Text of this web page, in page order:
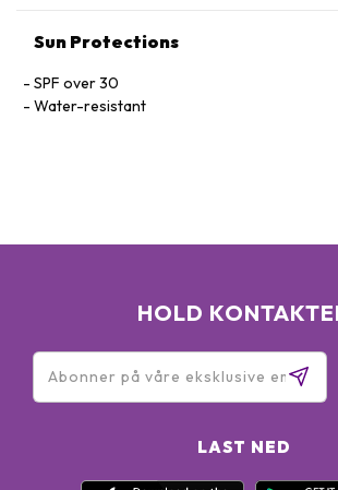
Sun Protections
SPF over 30
Water-resistant
HOLD
LAST NED